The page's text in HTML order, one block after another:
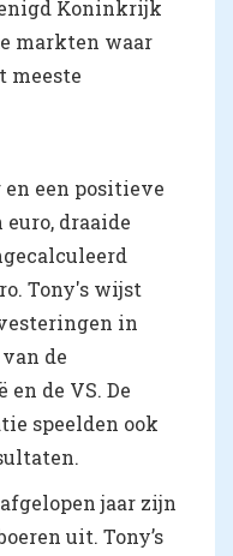
Koninkrijk
markten waar
meeste
een positieve
draaide
Tony's wijst
in
de
de VS. De
speelden ook
jaar zijn
uit. Tony’s